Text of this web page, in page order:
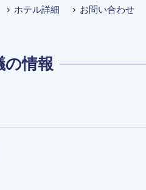
ホテル詳細 お問い合わせ
の情報